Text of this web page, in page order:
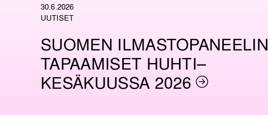
30.6.2026
UUTISET
SUOMEN ILMASTOPANEELIN
TAPAAMISET HUHTI–
KESÄKUUSSA 2026